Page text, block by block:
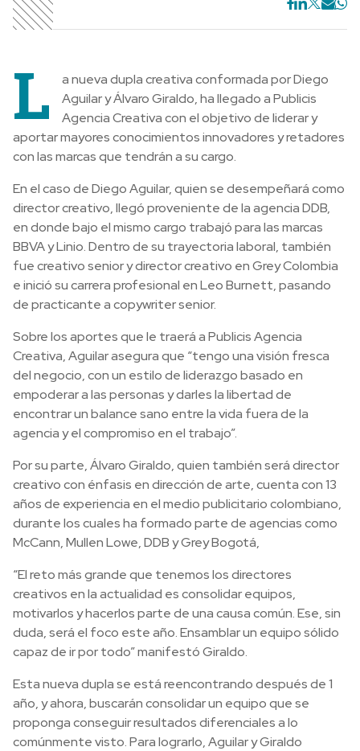
L
a nueva dupla creativa conformada por Diego
Aguilar y Álvaro Giraldo, ha llegado a Publicis
Agencia Creativa con el objetivo de liderar y
aportar mayores conocimientos innovadores y retadores
con las marcas que tendrán a su cargo.
En el caso de Diego Aguilar, quien se desempeñará como
director creativo, llegó proveniente de la agencia DDB,
en donde bajo el mismo cargo trabajó para las marcas
BBVA y Linio. Dentro de su trayectoria laboral, también
fue creativo senior y director creativo en Grey Colombia
e inició su carrera profesional en Leo Burnett, pasando
de practicante a copywriter senior.
Sobre los aportes que le traerá a Publicis Agencia
Creativa, Aguilar asegura que “tengo una visión fresca
del negocio, con un estilo de liderazgo basado en
empoderar a las personas y darles la libertad de
encontrar un balance sano entre la vida fuera de la
agencia y el compromiso en el trabajo”.
Por su parte, Álvaro Giraldo, quien también será director
creativo con énfasis en dirección de arte, cuenta con 13
años de experiencia en el medio publicitario colombiano,
durante los cuales ha formado parte de agencias como
McCann, Mullen Lowe, DDB y Grey Bogotá,
“El reto más grande que tenemos los directores
creativos en la actualidad es consolidar equipos,
motivarlos y hacerlos parte de una causa común. Ese, sin
duda, será el foco este año. Ensamblar un equipo sólido
capaz de ir por todo” manifestó Giraldo.
Esta nueva dupla se está reencontrando después de 1
año, y ahora, buscarán consolidar un equipo que se
proponga conseguir resultados diferenciales a lo
comúnmente visto. Para lograrlo, Aguilar y Giraldo